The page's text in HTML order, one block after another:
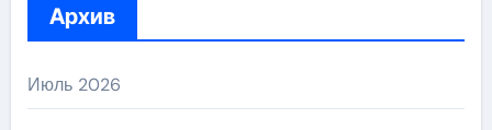
Архив
Июль 2026